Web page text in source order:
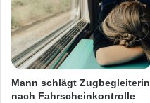
h
e
n
V
e
r
k
Mann schlägt Zugbegleiterin
nach Fahrscheinkontrolle